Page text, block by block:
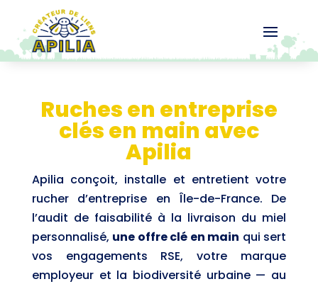
Ruches en entreprise
clés en main avec
Apilia
Apilia conçoit, installe et entretient votre
rucher d’entreprise en Île-de-France. De
l’audit de faisabilité à la livraison du miel
personnalisé, une offre clé en main qui sert
vos engagements RSE, votre marque
employeur et la biodiversité urbaine — au